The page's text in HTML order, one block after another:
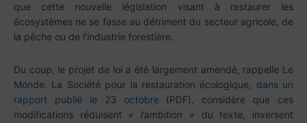
que cette nouvelle législation visant à restaurer les
écosystèmes ne se fasse au détriment du secteur agricole, de
la pêche ou de l’industrie forestière.
Du coup, le projet de loi a été largement amendé, rappelle Le
Monde. La Société pour la restauration écologique, dans un
rapport publié le 23 octobre(PDF), considère que ces
modifications réduisent « l’ambition »
du texte, inversent